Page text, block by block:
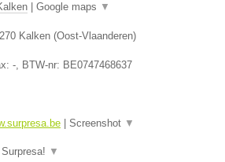
Google maps ▼
Kalken (Oost-Vlaanderen)
-, BTW-nr: BE0747468637
Screenshot ▼
▼